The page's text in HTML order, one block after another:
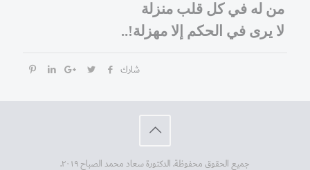
من له في كل قلب منزلة
لا يرى في الحكم إلا مهزلة!..
شارك
جميع الحقوق محفوظة. الدكتورة سعاد محمد الصباح ٢٠١٩.